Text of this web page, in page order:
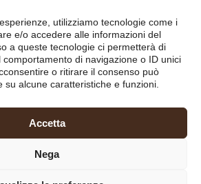
utilizziamo tecnologie come i
e/o accedere alle informazioni del
a queste tecnologie ci permetterà di
di navigazione o ID unici
o ritirare il consenso può
su alcune caratteristiche e funzioni.
Accetta
Nega
Bruni
Tavanti
policy
Cookie
policy
8